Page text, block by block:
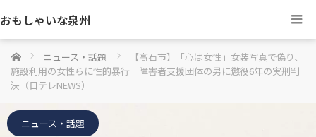
おもしゃいな泉州
ホーム ニュース・話題
【高石市】「心は女性」女装写真で偽り、
施設利用の女性らに性的暴行 障害者支援団体の男に懲役6年の実刑判
決（日テレNEWS）
ニュース・話題